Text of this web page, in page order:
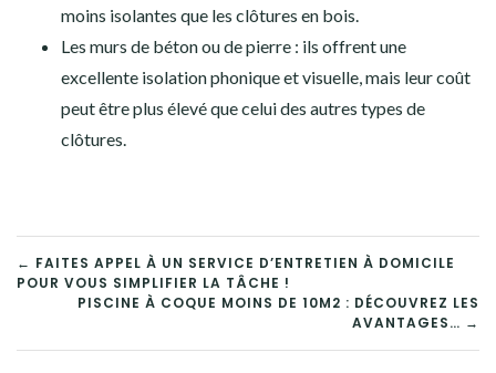
moins isolantes que les clôtures en bois.
Les murs de béton ou de pierre : ils offrent une
excellente isolation phonique et visuelle, mais leur coût
peut être plus élevé que celui des autres types de
clôtures.
NAVIGATION
L’ARTICLE
← FAITES APPEL À UN SERVICE D’ENTRETIEN À DOMICILE
POUR VOUS SIMPLIFIER LA TÂCHE !
PISCINE À COQUE MOINS DE 10M2 : DÉCOUVREZ LES
AVANTAGES… →